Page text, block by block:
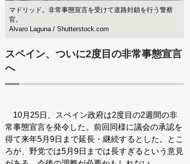
マドリッド。非常事態宣言を受けて道路封鎖を行う警察
官。
Alvaro Laguna / Shutterstock.com
スペイン、ついに2度目の非常事態宣言
へ
10月25日、スペイン政府は2度目の2週間の非
常事態宣言を発令した。前回同様に議会の承認を
得て来年5月9日まで延長・継続するとした。とこ
ろが、野党では5月9日までは長すぎるという意見